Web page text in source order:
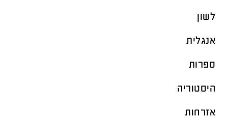
לשון
אנגלית
ספרות
היסטוריה
אזרחות